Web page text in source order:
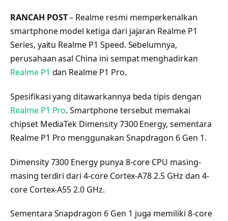
RANCAH POST– Realme resmi memperkenalkan
smartphone model ketiga dari jajaran Realme P1
Series, yaitu Realme P1 Speed. Sebelumnya,
perusahaan asal China ini sempat menghadirkan
Realme P1 dan Realme P1 Pro.
Spesifikasi yang ditawarkannya beda tipis dengan
Realme P1 Pro. Smartphone tersebut memakai
chipset MediaTek Dimensity 7300 Energy, sementara
Realme P1 Pro menggunakan Snapdragon 6 Gen 1.
Dimensity 7300 Energy punya 8-core CPU masing-
masing terdiri dari 4-core Cortex-A78 2.5 GHz dan 4-
core Cortex-A55 2.0 GHz.
Sementara Snapdragon 6 Gen 1 juga memiliki 8-core